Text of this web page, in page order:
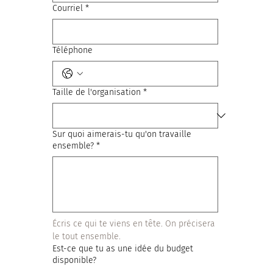
Courriel *
Téléphone
Taille de l'organisation *
Sur quoi aimerais-tu qu'on travaille
ensemble? *
Écris ce qui te viens en tête. On précisera
Est-ce que tu as une idée du budget
disponible?